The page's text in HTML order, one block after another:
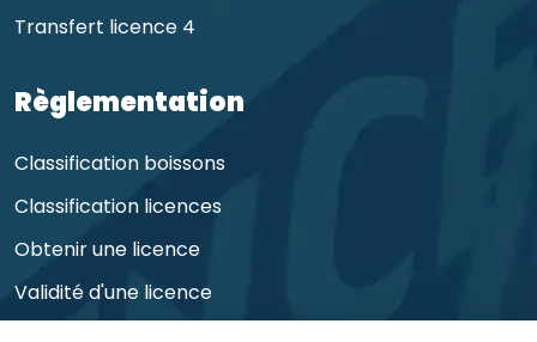
Transfert licence 4
Règlementation
Classification boissons
Classification licences
Obtenir une licence
Validité d'une licence